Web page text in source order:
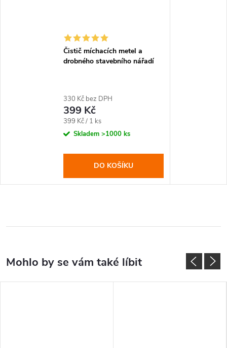
Čistič míchacích metel a
drobného stavebního nářadí
330 Kč bez DPH
399 Kč
Měrná
cena:
399 Kč / 1 ks
Skladem >1000 ks
DO KOŠÍKU